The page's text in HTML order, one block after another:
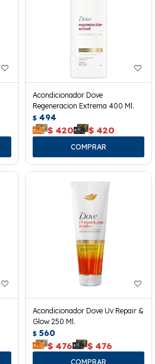
Acondicionador Dove
Regeneracion Extrema 400 Ml.
$ 494
$ 420 $ 420
Acondicionador Dove Uv Repair &
Glow 250 Ml.
$ 560
$ 476 $ 476